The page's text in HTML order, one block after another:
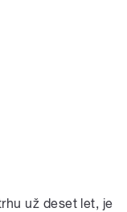
už deset let, je